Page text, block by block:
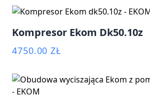
Kompresor Ekom Dk50.10z
4750.00 ZŁ